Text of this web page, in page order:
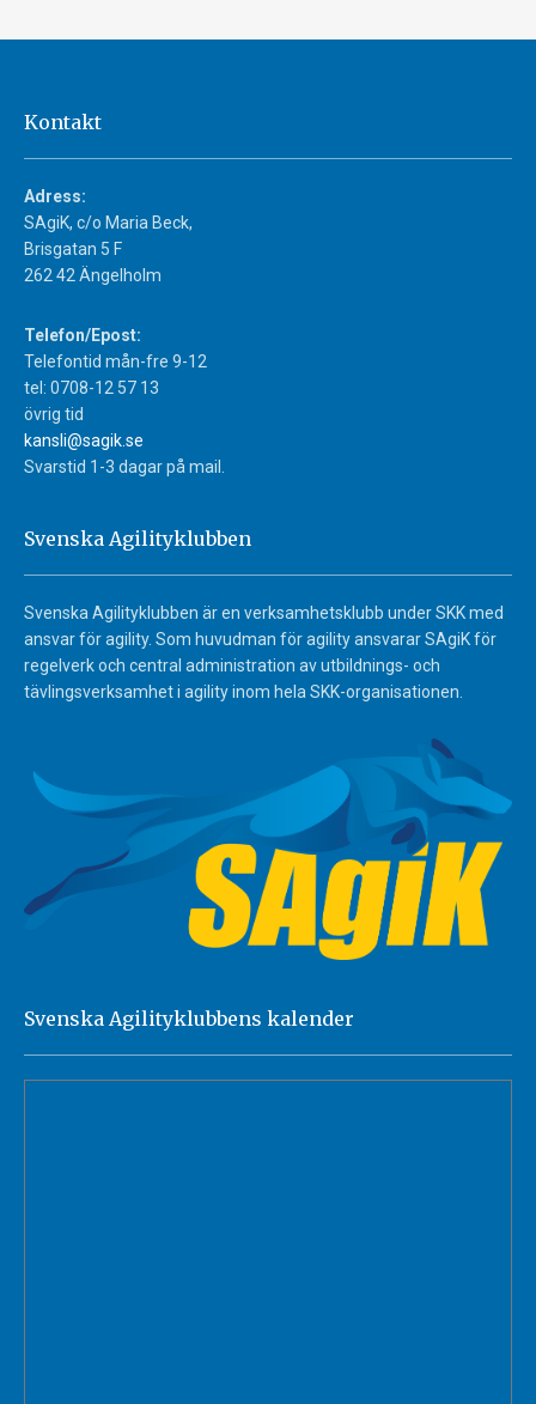
Kontakt
Adress:
SAgiK, c/o Maria Beck,
Brisgatan 5 F
262 42 Ängelholm
Telefon/Epost:
Telefontid mån-fre 9-12
tel: 0708-12 57 13
övrig tid
kansli@sagik.se
Svarstid 1-3 dagar på mail.
Svenska Agilityklubben
Svenska Agilityklubben är en verksamhetsklubb under SKK med
ansvar för agility. Som huvudman för agility ansvarar SAgiK för
regelverk och central administration av utbildnings- och
tävlingsverksamhet i agility inom hela SKK-organisationen.
Svenska Agilityklubbens kalender